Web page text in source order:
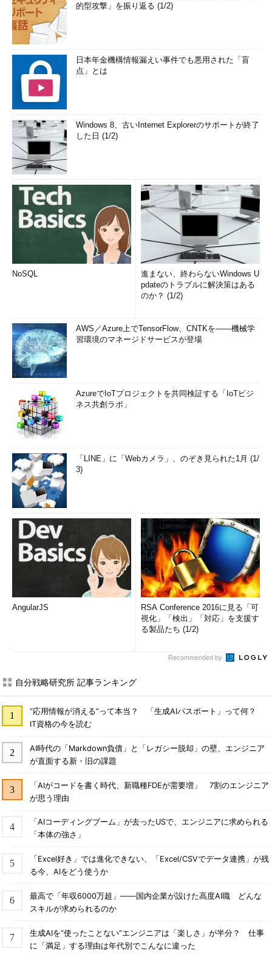
的型攻撃」を振り返る (1/2)
日本年金機構情報漏えい事件でも悪用された「盲
点」とは
Windows 8、古いInternet Explorerのサポートが終了
した日 (1/2)
NoSQL
進まない、終わらないWindows U
pdateのトラブルに解決策はある
のか？ (1/2)
AWS／Azure上でTensorFlow、CNTKを――機械学
習環境のマネージドサービスが登場
AzureでIoTプロジェクトを共同検証する「IoTビジ
ネス共創ラボ」
「LINE」に「Webカメラ」、のぞき見られた1月 (1/
3)
AngularJS
RSA Conference 2016に見る「可
視化」「検出」「対応」を支援す
る製品たち (1/2)
Recommended by
自分戦略研究所 記事ランキング
“応用情報が消える”って本当？ 「生成AIパスポート」って何？
IT資格の今を読む
AI時代の「Markdown負債」と「レガシー脱却」の壁、エンジニア
が直面する新・旧の課題
「AIがコードを書く時代、新職種FDEが需要増」 7割のエンジニア
が思う理由
「AIコーディングブーム」が去ったUSで、エンジニアに求められる
「本体の強さ」
「Excel好き」では進化できない、「Excel/CSVでデータ連携」が残
る今、AIをどう使うか
最高で「年収6000万超」――国内企業が設けた高度AI職 どんな
スキルが求められるのか
生成AIを“使ったことない”エンジニアは「楽しさ」が半分？ 仕事
に「満足」する理由は年代別でこんなに違った